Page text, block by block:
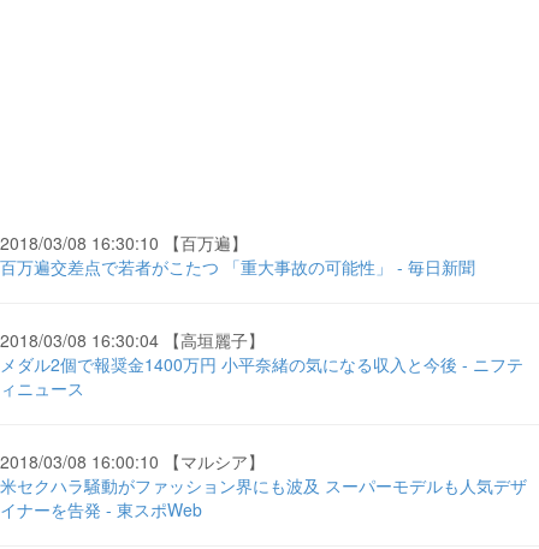
2018/03/08 16:30:10 【百万遍】
百万遍交差点で若者がこたつ 「重大事故の可能性」 - 毎日新聞
2018/03/08 16:30:04 【高垣麗子】
メダル2個で報奨金1400万円 小平奈緒の気になる収入と今後 - ニフテ
ィニュース
2018/03/08 16:00:10 【マルシア】
米セクハラ騒動がファッション界にも波及 スーパーモデルも人気デザ
イナーを告発 - 東スポWeb